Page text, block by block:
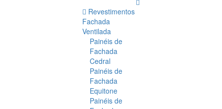
Revestimentos
Fachada
Ventilada
Painéis de
Fachada
Cedral
Painéis de
Fachada
Equitone
Painéis de